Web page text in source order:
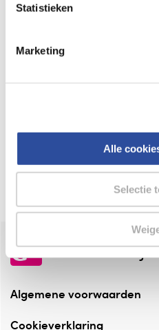
Statistieken
Marketing
Alle
Selectie
webshop mag
⁠Verantwoorde zorg,
Altijd onze folder bij
Check onze folders
de
Algemene voorwaarden
Cookieverklaring